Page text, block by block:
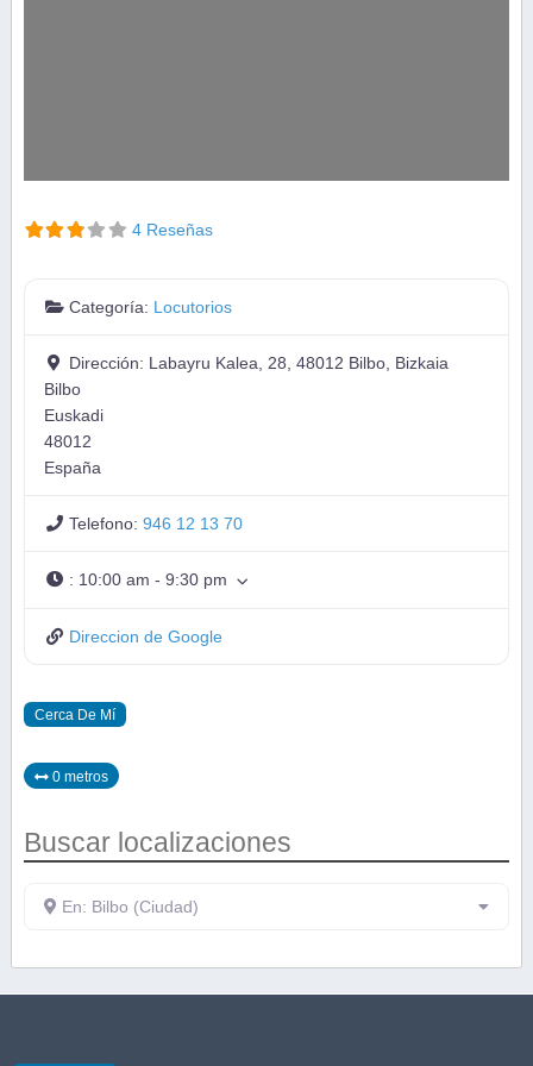
4 Reseñas
Categoría: Locutorios
Dirección: Labayru Kalea, 28, 48012 Bilbo, Bizkaia
Bilbo
Euskadi
48012
España
Telefono:946 12 13 70
: 10:00 am - 9:30 pm
Direccion de Google
Cerca De Mí
0 metros
Buscar localizaciones
En: Bilbo (Ciudad)